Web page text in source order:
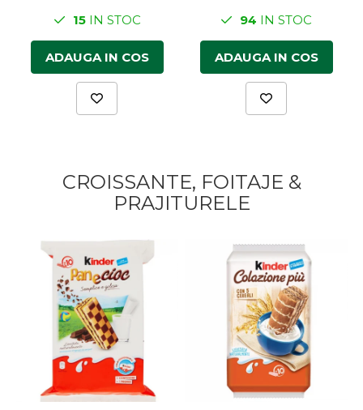
15IN STOC
ADAUGA IN COS
94 IN STOC
ADAUGA IN COS
CROISSANTE, FOITAJE &
PRAJITURELE